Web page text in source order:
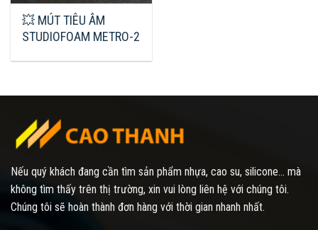
💥 MÚT TIÊU ÂM
STUDIOFOAM METRO-2
Nếu quý khách đang cần tìm sản phẩm nhựa, cao su, silicone... mà
không tìm thấy trên thị trường, xin vui lòng liên hệ với chúng tôi.
Chúng tôi sẽ hoàn thành đơn hàng với thời gian nhanh nhất.